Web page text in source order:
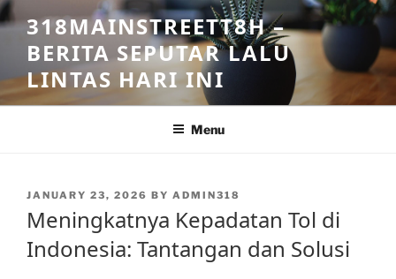
Skip
to
content
318MAINSTREETT8H –
BERITA SEPUTAR LALU
LINTAS HARI INI
Menu
POSTED
JANUARY 23, 2026 BY ADMIN318
Meningkatnya Kepadatan Tol di
Indonesia: Tantangan dan Solusi